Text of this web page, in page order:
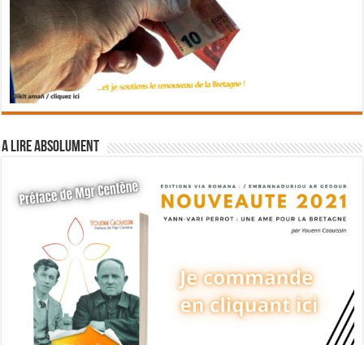
A lire absolument